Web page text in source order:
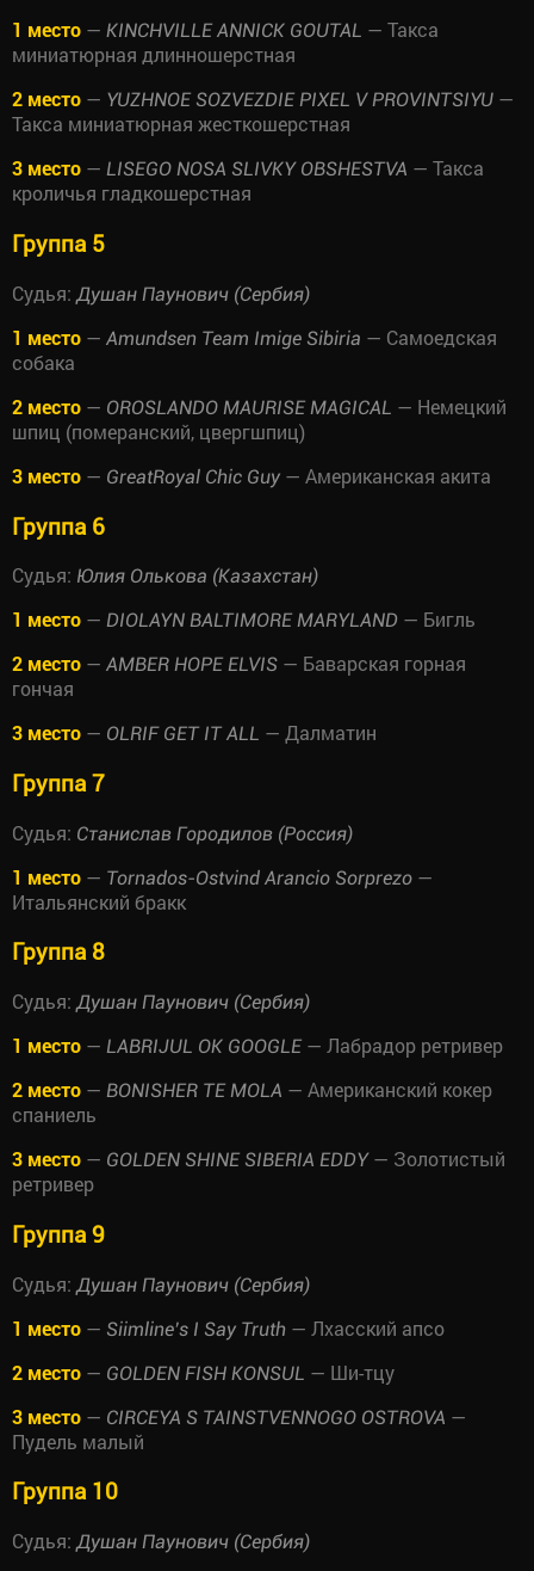
1 место — KINCHVILLE ANNICK GOUTAL — Такса
миниатюрная длинношерстная
2 место — YUZHNOE SOZVEZDIE PIXEL V PROVINTSIYU —
Такса миниатюрная жесткошерстная
3 место — LISEGO NOSA SLIVKY OBSHESTVA — Такса
кроличья гладкошерстная
Группа 5
Судья: Душан Паунович (Сербия)
1 место — Amundsen Team Imige Sibiria — Самоедская
собака
2 место — OROSLANDO MAURISE MAGICAL — Немецкий
шпиц (померанский, цвергшпиц)
3 место — GreatRoyal Chic Guy — Американская акита
Группа 6
Судья: Юлия Олькова (Казахстан)
1 место — DIOLAYN BALTIMORE MARYLAND — Бигль
2 место — AMBER HOPE ELVIS — Баварская горная
гончая
3 место — OLRIF GET IT ALL — Далматин
Группа 7
Судья: Станислав Городилов (Россия)
1 место — Tornados-Ostvind Arancio Sorprezo —
Итальянский бракк
Группа 8
Судья: Душан Паунович (Сербия)
1 место — LABRIJUL OK GOOGLE — Лабрадор ретривер
2 место — BONISHER TE MOLA — Американский кокер
спаниель
3 место — GOLDEN SHINE SIBERIA EDDY— Золотистый
ретривер
Группа 9
Судья: Душан Паунович (Сербия)
1 место — Siimline’s I Say Truth — Лхасский апсо
2 место — GOLDEN FISH KONSUL — Ши-тцу
3 место — CIRCEYA S TAINSTVENNOGO OSTROVA —
Пудель малый
Группа 10
Судья: Душан Паунович (Сербия)